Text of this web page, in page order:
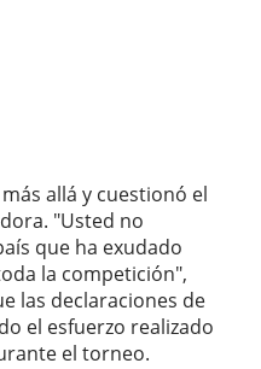
allá y cuestionó el
"Usted no
que ha exudado
la competición",
las declaraciones de
el esfuerzo realizado
el torneo.